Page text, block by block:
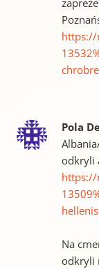
https://
Pola
odkryli
https://
Na
odkryli